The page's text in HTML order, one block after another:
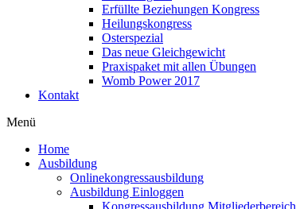
Erfüllte Beziehungen Kongress
Heilungskongress
Osterspezial
Das neue Gleichgewicht
Praxispaket mit allen Übungen
Womb Power 2017
Kontakt
Menü
Home
Ausbildung
Onlinekongressausbildung
Ausbildung Einloggen
Kongressausbildung Mitgliederbereich